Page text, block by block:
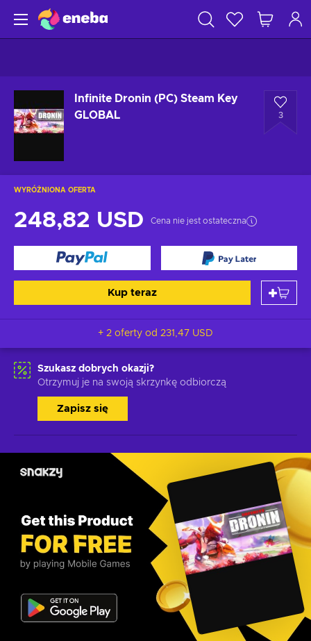
Infinite Dronin (PC) Steam Key
GLOBAL
3
WYRÓŻNIONA OFERTA
248,82 USD Cena nie jest ostateczna
Kup teraz
+ 2 oferty od 231,47 USD
Szukasz dobrych okazji?
Otrzymuj je na swoją skrzynkę odbiorczą
Zapisz się